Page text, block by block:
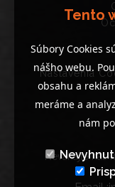
Nastavenia
Neváhajte nás
Tento
Súbory Cookies
nášho webu.
obsahu a
meráme a
nám